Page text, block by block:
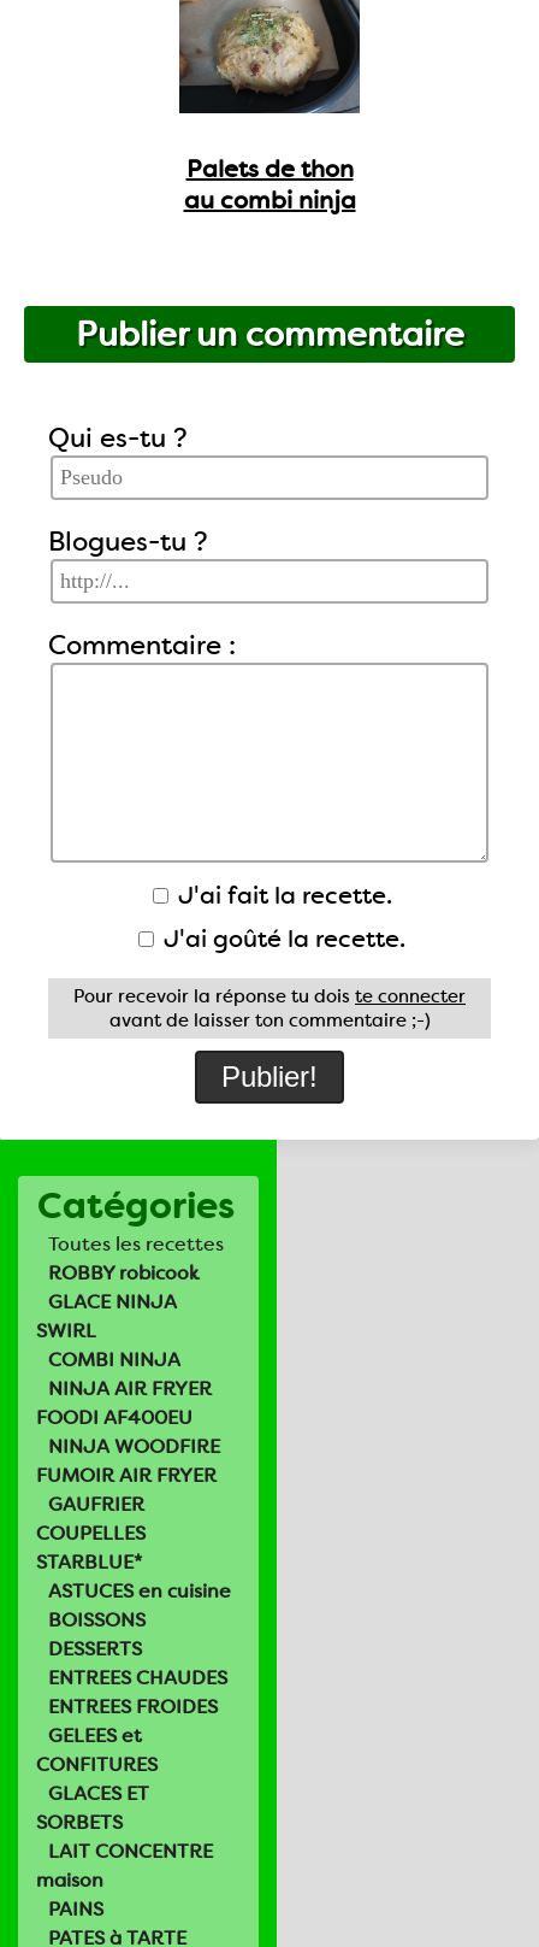
Catégories
Toutes les recettes
ROBBY robicook
GLACE NINJA
SWIRL
COMBI NINJA
NINJA AIR FRYER
FOODI AF400EU
NINJA WOODFIRE
FUMOIR AIR FRYER
GAUFRIER
COUPELLES
STARBLUE*
ASTUCES en cuisine
BOISSONS
DESSERTS
ENTREES CHAUDES
ENTREES FROIDES
GELEES et
CONFITURES
GLACES ET
SORBETS
LAIT CONCENTRE
maison
PAINS
PATES à TARTE
Palets de thon
au combi ninja
Publier un commentaire
Qui es-tu ?
Blogues-tu ?
Commentaire :
J'ai fait la recette.
J'ai goûté la recette.
Pour recevoir la réponse tu dois te connecter
avant de laisser ton commentaire ;-)